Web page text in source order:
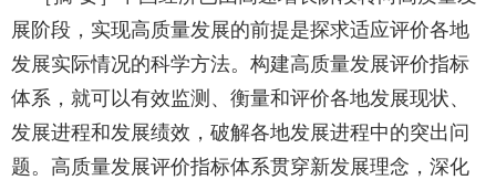
展阶段，实现高质量发展的前提是探求适应评价各地
发展实际情况的科学方法。构建高质量发展评价指标
体系，就可以有效监测、衡量和评价各地发展现状、
发展进程和发展绩效，破解各地发展进程中的突出问
题。高质量发展评价指标体系贯穿新发展理念，深化